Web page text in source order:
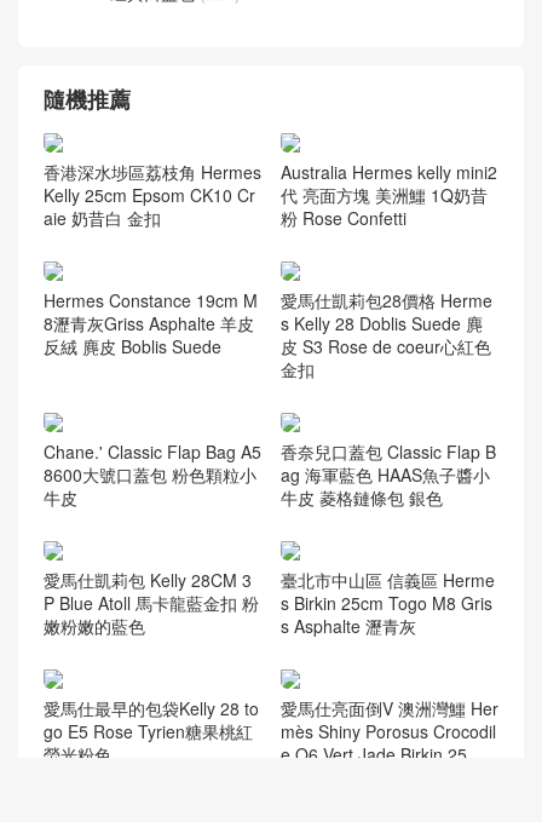
愛馬仕 腰帶
ysl niki bag(55)
香奈兒(741)
Vanity case bag
(59)
Woc Wallet(62)
流浪包(82)
香港深水埗區荔枝角 Hermes
Kelly 25cm Epsom CK10 Cr
aie 奶昔白 金扣
Australia Hermes kelly mini2
代 亮面方塊 美洲鱷 1Q奶昔
粉 Rose Confetti
Hermes Constance 19cm M
8瀝青灰Griss Asphalte 羊皮
愛馬仕凱莉包28價格 Herme
s Kelly 28 Doblis Suede 麂